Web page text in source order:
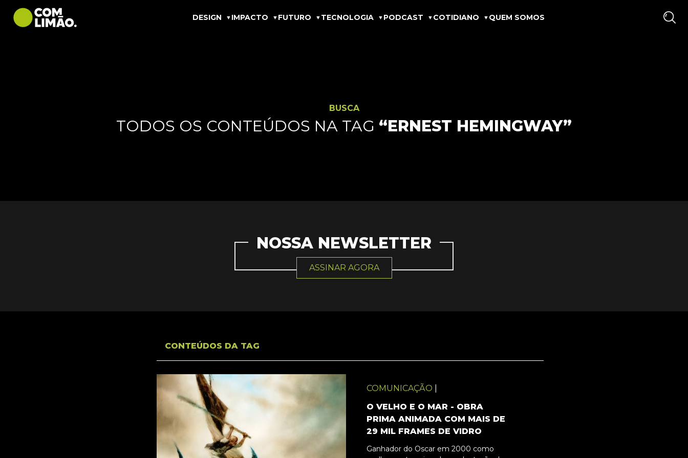
DESIGN IMPACTO FUTURO TECNOLOGIA PODCAST COTIDIANO QUEM SOMOS
BUSCA
TODOS OS CONTEÚDOS NA TAG “ERNEST HEMINGWAY”
NOSSA NEWSLETTER
ASSINAR AGORA
CONTEÚDOS DA TAG
COMUNICAÇÃO
O VELHO E O MAR - OBRA
PRIMA ANIMADA COM MAIS DE
29 MIL FRAMES DE VIDRO
Ganhador do Oscar em 2000 como